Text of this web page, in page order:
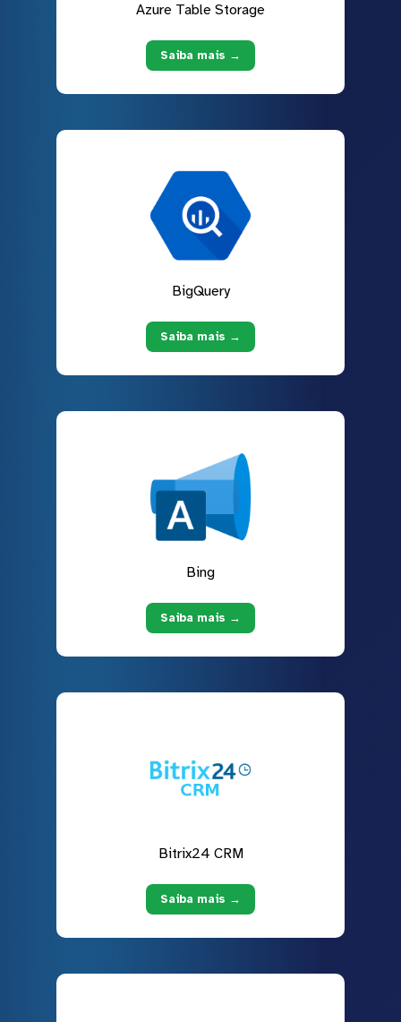
Azure Table Storage
Saiba mais →
BigQuery
Saiba mais →
Bing
Saiba mais →
Bitrix24 CRM
Saiba mais →